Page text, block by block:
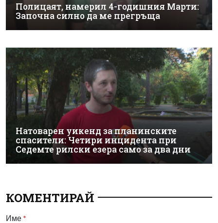
Полицаят, намерил 4-годишния Марти:
Започна силно да ме прегръща
Натоварен уикенд за планинските
спасители: Четири инцидента при
Седемте рилски езера само за два дни
КОМЕНТИРАЙ
Име *